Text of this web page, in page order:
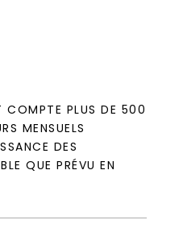
COMPTE PLUS DE 500
MENSUELS
DES
QUE PRÉVU EN